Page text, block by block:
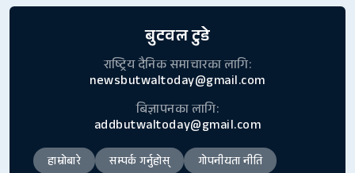
बुटवल टुडे
राष्ट्रिय दैनिक समाचारका लागि:
newsbutwaltoday@gmail.com
बिज्ञापनका लागि:
addbutwaltoday@gmail.com
हाम्रोबारे सम्पर्क गर्नुहोस् गोपनीयता नीति